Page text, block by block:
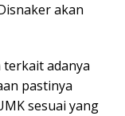
akan
terkait adanya
pastinya
sesuai yang